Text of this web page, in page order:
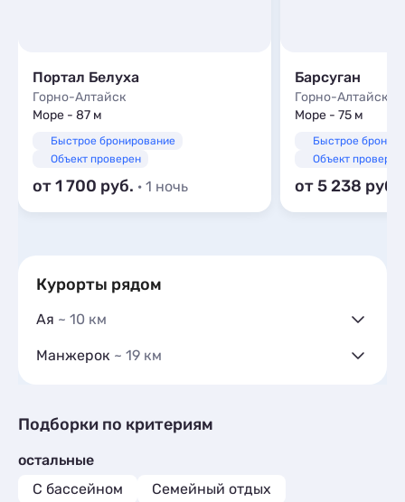
Портал Белуха
Горно-Алтайск
Море - 87 м
Быстрое бронирование
Объект проверен
от 1 700 · 1 ночь
Барсуган
Горно-Алтайск
Море - 75 м
Быстрое
Объект проверен
от 5 238
Курорты рядом
Ая ~ 10 км
Частный сектор 2
Квартиры посуточно 1
Мини-отели
Шале 2
Манжерок ~ 19 км
Гостиницы и отели 5
Базы отдыха
Шале 5
Подборки по критериям
остальные
С бассейном
Семейный отдых